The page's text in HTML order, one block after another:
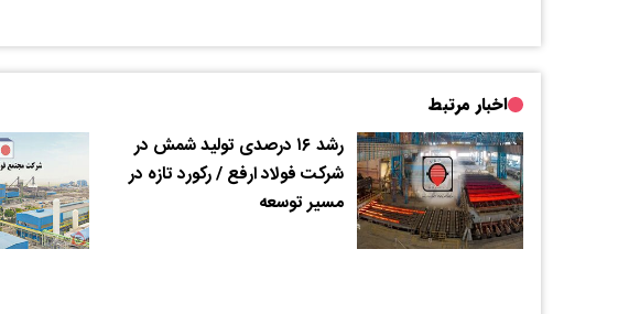
اخبار مرتبط
رشد ۱۶ درصدی تولید شمش در
شرکت فولاد ارفع / رکورد تازه در
مسیر توسعه